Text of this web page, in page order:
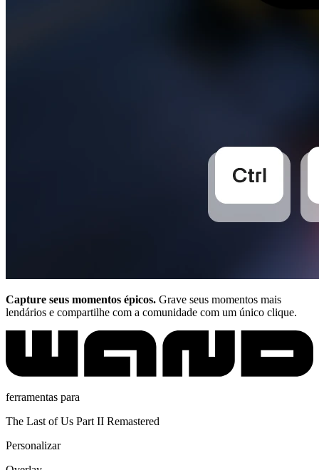
Capture seus momentos épicos. Grave seus momentos mais
lendários e compartilhe com a comunidade com um único clique.
ferramentas para
The Last of Us Part II Remastered
Personalizar